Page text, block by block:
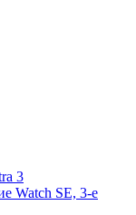
3
Watch SE, 3-е